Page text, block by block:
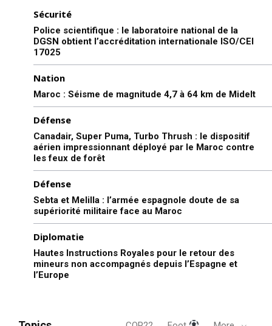
Sécurité
Police scientifique : le laboratoire national de la
DGSN obtient l’accréditation internationale ISO/CEI
17025
Nation
Maroc : Séisme de magnitude 4,7 à 64 km de Midelt
Défense
Canadair, Super Puma, Turbo Thrush : le dispositif
aérien impressionnant déployé par le Maroc contre
les feux de forêt
Défense
Sebta et Melilla : l’armée espagnole doute de sa
supériorité militaire face au Maroc
Diplomatie
Hautes Instructions Royales pour le retour des
mineurs non accompagnés depuis l’Espagne et
l’Europe